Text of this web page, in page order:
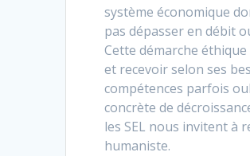
système économique
pas dépasser en débit
Cette démarche
et recevoir selon ses
compétences parfois
concrète de
les SEL nous invitent à
humaniste.